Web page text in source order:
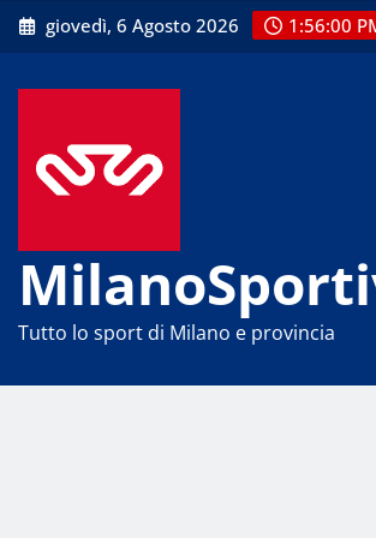
Skip
to
giovedì, 6 Agosto 2026 1:56:01
Tutto lo sport di Milano e provincia